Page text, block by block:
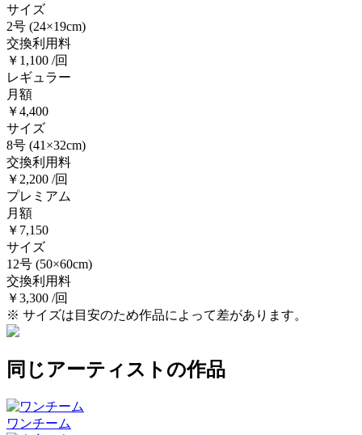
サイズ
2号 (24×19cm)
交換利用料
￥1,100 /回
レギュラー
月額
￥4,400
サイズ
8号 (41×32cm)
交換利用料
￥2,200 /回
プレミアム
月額
￥7,150
サイズ
12号 (50×60cm)
交換利用料
￥3,300 /回
※ サイズは目安のため作品によって差があります。
同じアーティストの作品
ワンチーム